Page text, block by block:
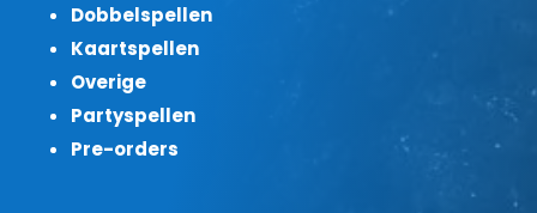
Dobbelspellen
Kaartspellen
Overige
Partyspellen
Pre-orders